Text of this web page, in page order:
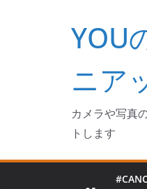
ッ
YOU
ニア
カメラや写真
トします